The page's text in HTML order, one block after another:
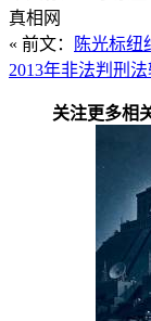
真相网
« 前文：
陈光标纽
2013年非法判刑
关注更多相